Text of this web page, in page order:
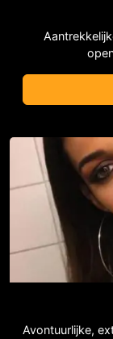
Avontuurlijke,